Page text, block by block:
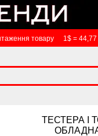
товару 1$ = 44,77
ТЕСТЕРА І